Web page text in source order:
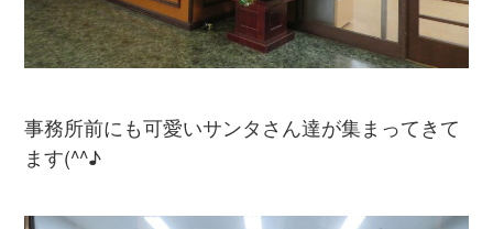
事務所前にも可愛いサンタさん達が集まってきて
ます(^^♪